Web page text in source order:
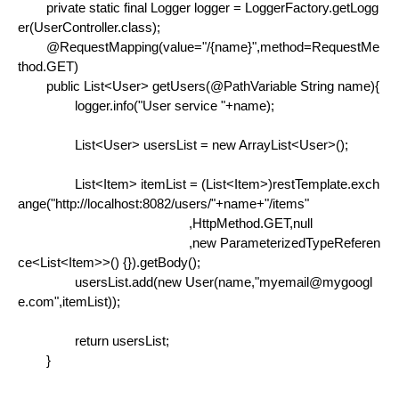
private static final Logger logger = LoggerFactory.getLogg
er(UserController.class);
@RequestMapping(value="/{name}",method=RequestMe
thod.GET)
public List<User> getUsers(@PathVariable String name){
logger.info("User service "+name);
List<User> usersList = new ArrayList<User>();
List<Item> itemList = (List<Item>)restTemplate.exch
ange("http://localhost:8082/users/"+name+"/items"
,HttpMethod.GET,null
,new ParameterizedTypeReferen
ce<List<Item>>() {}).getBody();
usersList.add(new User(name,"myemail@mygoogl
e.com",itemList));
return usersList;
}